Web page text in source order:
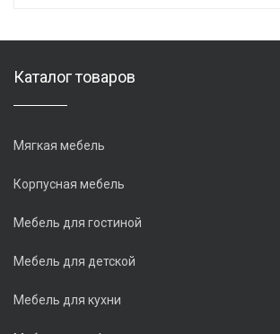
Каталог товаров
Мягкая мебель
Корпусная мебель
Мебель для гостиной
Мебель для детской
Мебель для кухни